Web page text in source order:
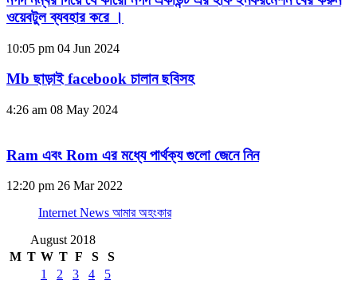
ওয়েবটুল ব্যবহার করে ।
10:05 pm 04 Jun 2024
Mb ছাড়াই facebook চালান ছবিসহ
4:26 am 08 May 2024
Ram এবং Rom এর মধ্যে পার্থক্য গুলো জেনে নিন
12:20 pm 26 Mar 2022
Internet News আমার অহংকার
August 2018
M T W T F S
S
1
2 3 4
5